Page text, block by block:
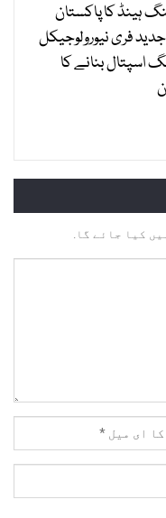
ہینڈ کا پاکستان
فری نیورولوجیکل
اسپتال بنانے کا
کیا جائے گا.